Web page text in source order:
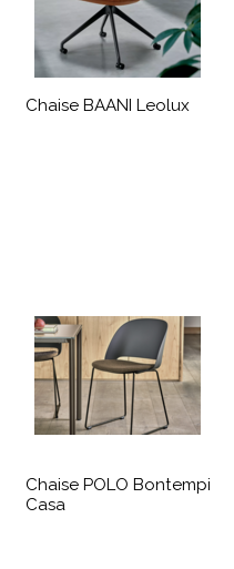
Chaise BAANI Leolux
Chaise POLO Bontempi
Casa